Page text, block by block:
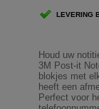
LEVERING
Houd uw
3M Post-it
blokjes met
heeft een
Perfect voor